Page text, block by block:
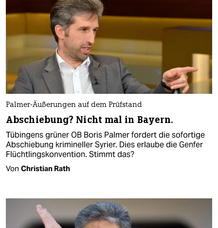
Palmer-Äußerungen auf dem Prüfstand
Abschiebung? Nicht mal in Bayern.
Tübingens grüner OB Boris Palmer fordert die sofortige
Abschiebung krimineller Syrier. Dies erlaube die Genfer
Flüchtlingskonvention. Stimmt das?
Von Christian Rath